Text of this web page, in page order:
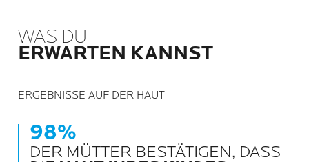
WAS DU
ERWARTEN KANNST
ERGEBNISSE AUF DER HAUT
98%
DER MÜTTER BESTÄTIGEN, DASS